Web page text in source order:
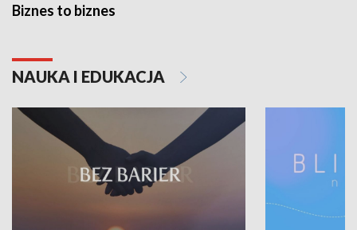
Biznes to biznes
NAUKA I EDUKACJA